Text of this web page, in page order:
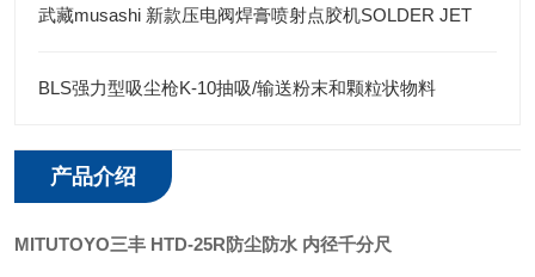
武藏musashi 新款压电阀焊膏喷射点胶机SOLDER JET
BLS强力型吸尘枪K-10抽吸/输送粉末和颗粒状物料
产品介绍
MITUTOYO三丰 HTD-25R防尘防水 内径千分尺